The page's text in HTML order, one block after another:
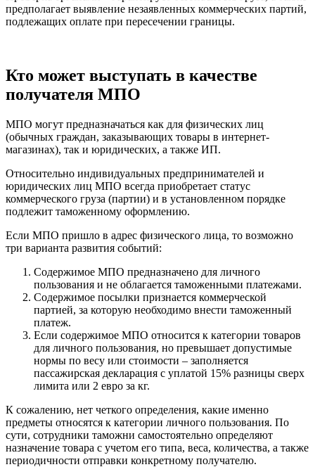
предполагает выявление незаявленных коммерческих партий,
подлежащих оплате при пересечении границы.
Кто может выступать в качестве
получателя МПО
МПО могут предназначаться как для физических лиц
(обычных граждан, заказывающих товары в интернет-
магазинах), так и юридических, а также ИП.
Относительно индивидуальных предпринимателей и
юридических лиц МПО всегда приобретает статус
коммерческого груза (партии) и в установленном порядке
подлежит таможенному оформлению.
Если МПО пришло в адрес физического лица, то возможно
три варианта развития событий:
Содержимое МПО предназначено для личного
пользования и не облагается таможенными платежами.
Содержимое посылки признается коммерческой
партией, за которую необходимо внести таможенный
платеж.
Если содержимое МПО относится к категории товаров
для личного пользования, но превышает допустимые
нормы по весу или стоимости – заполняется
пассажирская декларация с уплатой 15% разницы сверх
лимита или 2 евро за кг.
К сожалению, нет четкого определения, какие именно
предметы относятся к категории личного пользования. По
сути, сотрудники таможни самостоятельно определяют
назначение товара с учетом его типа, веса, количества, а также
периодичности отправки конкретному получателю.